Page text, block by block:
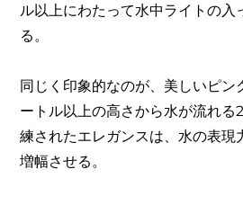
ル以上にわたって水中ライトの入
る。
同じく印象的なのが、美しいピン
ートル以上の高さから水が流れる
練されたエレガンスは、水の表現
増幅させる。